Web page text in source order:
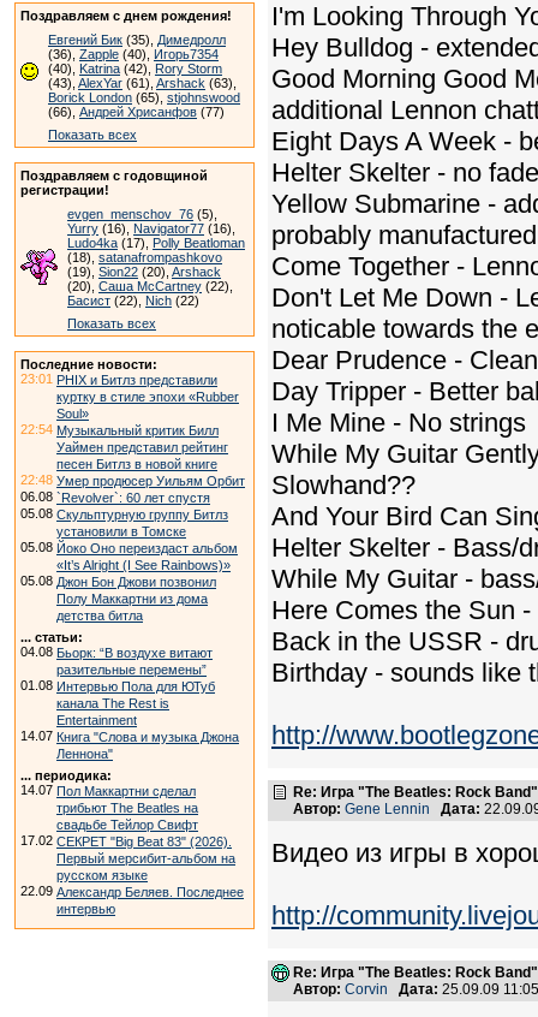
Поздравляем с днем рождения!
Евгений Бик (35), Димедролл
(36), Zapple (40), Игорь7354
(40), Katrina (42), Rory Storm
(43), AlexYar (61), Arshack (63),
Borick London (65), stjohnswood
(66), Андрей Хрисанфов (77)
Показать всех
Поздравляем с годовщиной
регистрации!
evgen_menschov_76 (5),
Yurry (16), Navigator77 (16),
Ludo4ka (17), Polly Beatloman
(18), satanafrompashkovo
(19), Sion22 (20), Arshack
(20), Саша McCartney (22),
Басист (22), Nich (22)
Показать всех
Последние новости:
23:01 PHIX и Битлз представили
куртку в стиле эпохи «Rubber
Soul»
22:54 Музыкальный критик Билл
Уаймен представил рейтинг
песен Битлз в новой книге
22:48 Умер продюсер Уильям Орбит
06.08 `Revolver`: 60 лет спустя
05.08 Скульптурную группу Битлз
установили в Томске
05.08 Йоко Оно переиздаст альбом
«It’s Alright (I See Rainbows)»
05.08 Джон Бон Джови позвонил
Полу Маккартни из дома
детства битла
... статьи:
04.08 Бьорк: “В воздухе витают
разительные перемены”
01.08 Интервью Пола для ЮТуб
канала The Rest is
Entertainment
14.07 Книга "Слова и музыка Джона
Леннона"
... периодика:
14.07 Пол Маккартни сделал
трибьют The Beatles на
свадьбе Тейлор Свифт
17.02 СЕКРЕТ "Big Beat 83" (2026).
Первый мерсибит-альбом на
русском языке
22.09 Александр Беляев. Последнее
интервью
I'm Looking Through
Hey Bulldog -
Good Morning Good
additional Lennon
Eight Days A Week -
Helter Skelter - no fade
Yellow Submarine -
probably
Come Together -
Don't Let Me Down -
noticable towards the
Dear Prudence -
Day Tripper - Better
I Me Mine - No strings
While My Guitar
Slowhand??
And Your Bird Can
Helter Skelter - Bass/
While My Guitar -
Here Comes the Sun
Back in the USSR -
Birthday - sounds like
http://
Re: Игра "The Beatles: Rock Band"
Автор: Gene Lennin Дата:
Видео из игры в
http://
Re: Игра "The Beatles: Rock Band"
Автор: Corvin Дата: 25.09.09